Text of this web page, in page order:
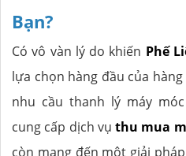
Bạn?
Có vô vàn lý do khiến Phế
lựa chọn hàng đầu của
nhu cầu thanh lý máy
cung cấp dịch vụthu mua
còn mang đến một giải